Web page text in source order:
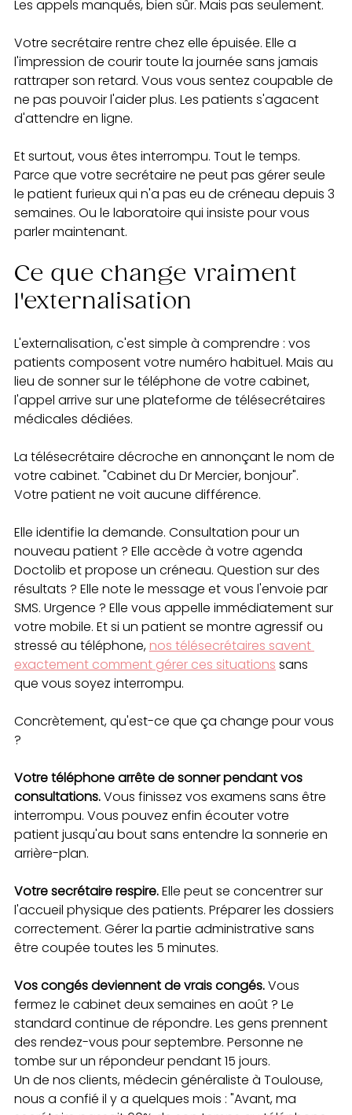
Les appels manqués, bien sûr. Mais pas seulement.
Votre secrétaire rentre chez elle épuisée. Elle a
l'impression de courir toute la journée sans jamais
rattraper son retard. Vous vous sentez coupable de
ne pas pouvoir l'aider plus. Les patients s'agacent
d'attendre en ligne.
Et surtout, vous êtes interrompu. Tout le temps.
Parce que votre secrétaire ne peut pas gérer seule
le patient furieux qui n'a pas eu de créneau depuis 3
semaines. Ou le laboratoire qui insiste pour vous
parler maintenant.
Ce que change vraiment
l'externalisation
L'externalisation, c'est simple à comprendre : vos
patients composent votre numéro habituel. Mais au
lieu de sonner sur le téléphone de votre cabinet,
l'appel arrive sur une plateforme de télésecrétaires
médicales dédiées.
La télésecrétaire décroche en annonçant le nom de
votre cabinet. "Cabinet du Dr Mercier, bonjour".
Votre patient ne voit aucune différence.
Elle identifie la demande. Consultation pour un
nouveau patient ? Elle accède à votre agenda
Doctolib et propose un créneau. Question sur des
résultats ? Elle note le message et vous l'envoie par
SMS. Urgence ? Elle vous appelle immédiatement sur
votre mobile. Et si un patient se montre agressif ou
stressé au téléphone, nos télésecrétaires savent
exactement comment gérer ces situations sans
que vous soyez interrompu.
Concrètement, qu'est-ce que ça change pour vous
?
Votre téléphone arrête de sonner pendant vos
consultations. Vous finissez vos examens sans être
interrompu. Vous pouvez enfin écouter votre
patient jusqu'au bout sans entendre la sonnerie en
arrière-plan.
Votre secrétaire respire. Elle peut se concentrer sur
l'accueil physique des patients. Préparer les dossiers
correctement. Gérer la partie administrative sans
être coupée toutes les 5 minutes.
Vos congés deviennent de vrais congés. Vous
fermez le cabinet deux semaines en août ? Le
standard continue de répondre. Les gens prennent
des rendez-vous pour septembre. Personne ne
tombe sur un répondeur pendant 15 jours.
Un de nos clients, médecin généraliste à Toulouse,
nous a confié il y a quelques mois : "Avant, ma